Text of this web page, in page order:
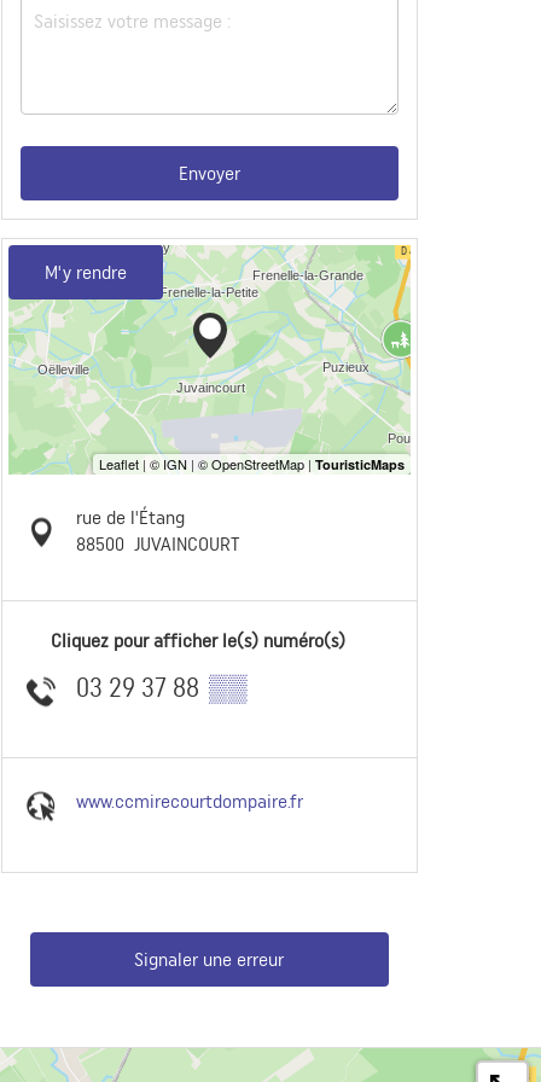
Envoyer
M'y rendre
rue de l'Étang
88500 JUVAINCOURT
Cliquez pour afficher le(s) numéro(s)
03 29 37 88 ▒▒
www.ccmirecourtdompaire.fr
Signaler une erreur